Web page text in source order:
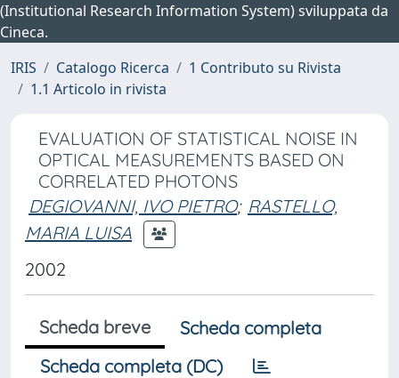
(Institutional Research Information System) sviluppata da
Cineca.
IRIS
Catalogo Ricerca
1 Contributo su Rivista
1.1 Articolo in rivista
EVALUATION OF STATISTICAL NOISE IN
OPTICAL MEASUREMENTS BASED ON
CORRELATED PHOTONS
DEGIOVANNI, IVO PIETRO; RASTELLO,
MARIA LUISA
2002
Scheda breve
Scheda completa
Scheda completa (DC)